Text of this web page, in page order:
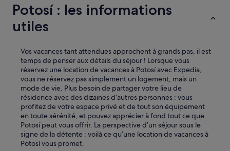
Potosí : les informations
utiles
Vos vacances tant attendues approchent à grands pas, il est
temps de penser aux détails du séjour ! Lorsque vous
réservez une location de vacances à Potosí avec Expedia,
vous ne réservez pas simplement un logement, mais un
mode de vie. Plus besoin de partager votre lieu de
résidence avec des dizaines d’autres personnes : vous
profitez de votre espace privé et de tout son équipement
en toute sérénité, et pouvez apprécier à fond tout ce que
Potosí peut vous offrir. La perspective d’un séjour sous le
signe de la détente : voilà ce qu’une location de vacances à
Potosí vous promet.